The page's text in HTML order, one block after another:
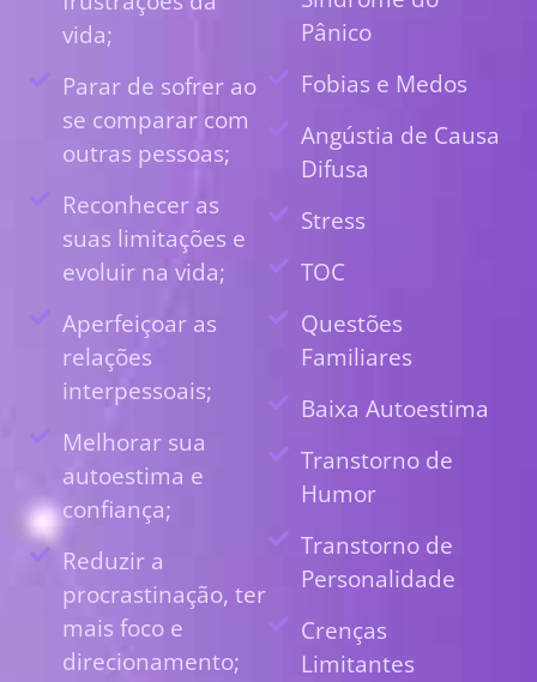
vida;
Parar de sofrer ao
se comparar com
outras pessoas;
Reconhecer as
suas limitações e
evoluir na vida;
Aperfeiçoar as
relações
interpessoais;
Melhorar sua
autoestima e
confiança;
Reduzir a
procrastinação, ter
mais foco e
direcionamento;
Pânico
Fobias e Medos
Angústia de Causa
Difusa
Stress
TOC
Questões
Familiares
Baixa Autoestima
Transtorno de
Humor
Transtorno de
Personalidade
Crenças
Limitantes